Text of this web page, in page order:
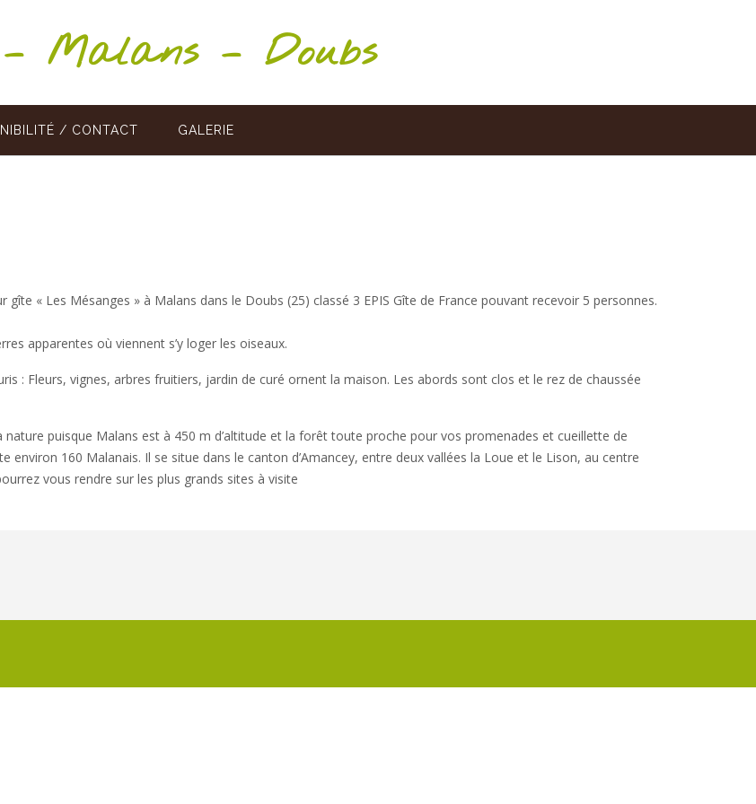
– Malans – Doubs
/ CONTACT GALERIE
« Les Mésanges » à Malans dans le Doubs (25) classé 3 EPIS Gîte de France pouvant recevoir 5 personnes.
apparentes où viennent s’y loger les oiseaux.
: Fleurs, vignes, arbres fruitiers, jardin de curé ornent la maison. Les abords sont clos et le rez de chaussée
puisque Malans est à 450 m d’altitude et la forêt toute proche pour vos promenades et cueillette de
environ 160 Malanais. Il se situe dans le canton d’Amancey, entre deux vallées la Loue et le Lison, au centre
vous rendre sur les plus grands sites à visite